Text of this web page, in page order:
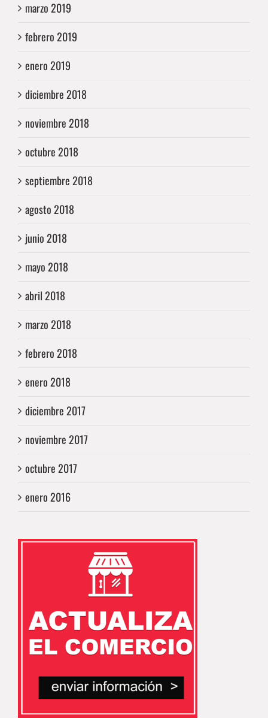
marzo 2019
febrero 2019
enero 2019
diciembre 2018
noviembre 2018
octubre 2018
septiembre 2018
agosto 2018
junio 2018
mayo 2018
abril 2018
marzo 2018
febrero 2018
enero 2018
diciembre 2017
noviembre 2017
octubre 2017
enero 2016